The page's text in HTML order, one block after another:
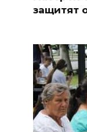
защитят